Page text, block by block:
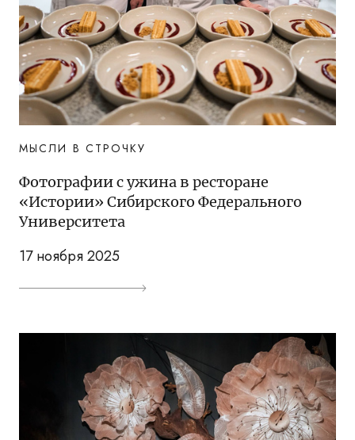
МЫСЛИ В СТРОЧКУ
Фотографии с ужина в ресторане
«Истории» Сибирского Федерального
Университета
17 ноября 2025